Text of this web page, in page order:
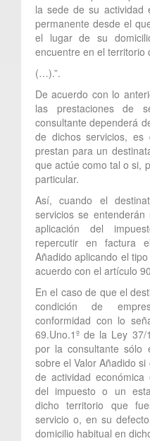
la sede de su actividad
permanente desde el
el lugar de su
encuentre en el territorio
(…).”.
De acuerdo con lo
las prestaciones de
consultante dependerá
de dichos servicios,
prestan para un
que actúe como tal o si,
particular.
Así, cuando el
servicios se
aplicación del
repercutir en factura
Añadido aplicando el
acuerdo con el artículo
En el caso de que el
condición de
conformidad con lo
69.Uno.1º de la Ley
por la consultante sólo
sobre el Valor Añadido
de actividad
del impuesto o un
dicho territorio que
servicio o, en su
domicilio habitual en